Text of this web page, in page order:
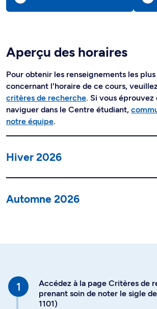
Aperçu des horaires
Pour obtenir les renseignements les
concernant l'horaire de ce cours,
critères de recherche. Si vous
naviguer dans le Centre étudiant,
notre équipe.
Hiver 2026
Automne 2026
Accédez à la page Critères de
prenant soin de noter le sigle
1101)